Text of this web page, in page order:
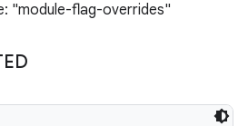
"module-flag-overrides"